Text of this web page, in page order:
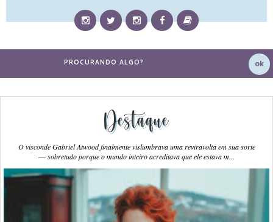
Destaque
O visconde Gabriel Atwood finalmente vislumbrava uma reviravolta em sua sorte
― sobretudo porque o mundo inteiro acreditava que ele estava m...